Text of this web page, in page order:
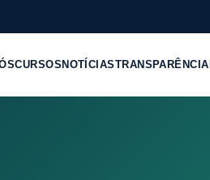
CURSOS NOTÍCIASTRANSPARÊNCIA